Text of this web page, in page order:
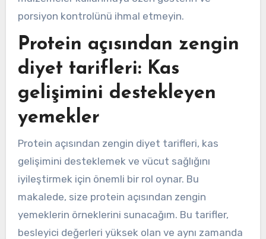
porsiyon kontrolünü ihmal etmeyin.
Protein açısından zengin
diyet tarifleri: Kas
gelişimini destekleyen
yemekler
Protein açısından zengin diyet tarifleri, kas
gelişimini desteklemek ve vücut sağlığını
iyileştirmek için önemli bir rol oynar. Bu
makalede, size protein açısından zengin
yemeklerin örneklerini sunacağım. Bu tarifler,
besleyici değerleri yüksek olan ve aynı zamanda